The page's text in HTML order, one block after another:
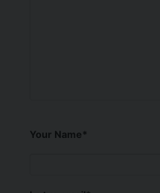
Your Name*